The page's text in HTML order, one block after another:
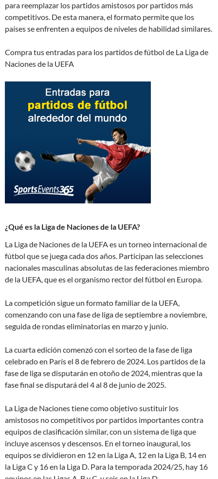
para reemplazar los partidos amistosos por partidos más
competitivos. De esta manera, el formato permite que los
países se enfrenten a equipos de niveles de habilidad similares.
Compra tus entradas para los partidos de fútbol de La Liga de
Naciones de la UEFA
¿Qué es la Liga de Naciones de la UEFA?
La Liga de Naciones de la UEFA es un torneo internacional de
fútbol que se juega cada dos años. Participan las selecciones
nacionales masculinas absolutas de las federaciones miembro
de la UEFA, que es el organismo rector del fútbol en Europa.
La competición sigue un formato familiar de la UEFA,
comenzando con una fase de liga de septiembre a noviembre,
seguida de rondas eliminatorias en marzo y junio.
La cuarta edición comenzó con el sorteo de la fase de liga
celebrado en París el 8 de febrero de 2024. Los partidos de la
fase de liga se disputarán en otoño de 2024, mientras que la
fase final se disputará del 4 al 8 de junio de 2025.
La Liga de Naciones tiene como objetivo sustituir los
amistosos no competitivos por partidos importantes contra
equipos de clasificación similar, con un sistema de liga que
incluye ascensos y descensos. En el torneo inaugural, los
equipos se dividieron en 12 en la Liga A, 12 en la Liga B, 14 en
la Liga C y 16 en la Liga D. Para la temporada 2024/25, hay 16